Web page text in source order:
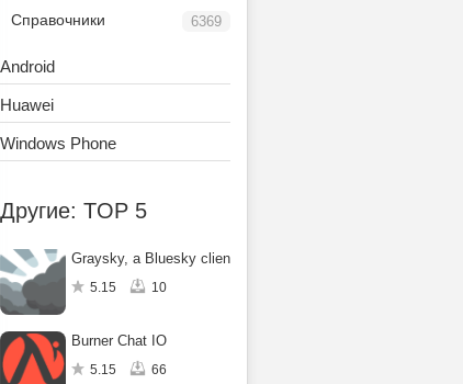
6369
Справочники
Android
Huawei
Windows Phone
Другие: TOP 5
Graysky, a Bluesky client
5.15 10
Burner Chat IO
5.15 66